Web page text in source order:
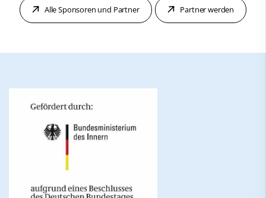
Alle Sponsoren und Partner Partner werden